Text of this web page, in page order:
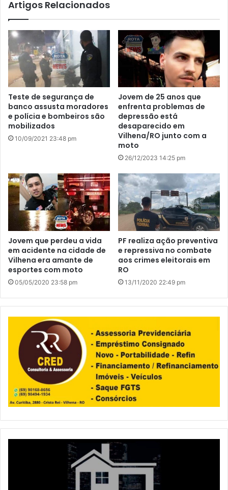
Artigos Relacionados
Teste de segurança de
banco assusta moradores
e polícia e bombeiros são
mobilizados
10/09/2021 23:48 pm
Jovem de 25 anos que
enfrenta problemas de
depressão está
desaparecido em
Vilhena/RO junto com a
moto
26/12/2023 14:25 pm
Jovem que perdeu a vida
em acidente na cidade de
Vilhena era amante de
esportes com moto
05/05/2020 23:58 pm
PF realiza ação preventiva
e repressiva no combate
aos crimes eleitorais em
RO
13/11/2020 22:49 pm